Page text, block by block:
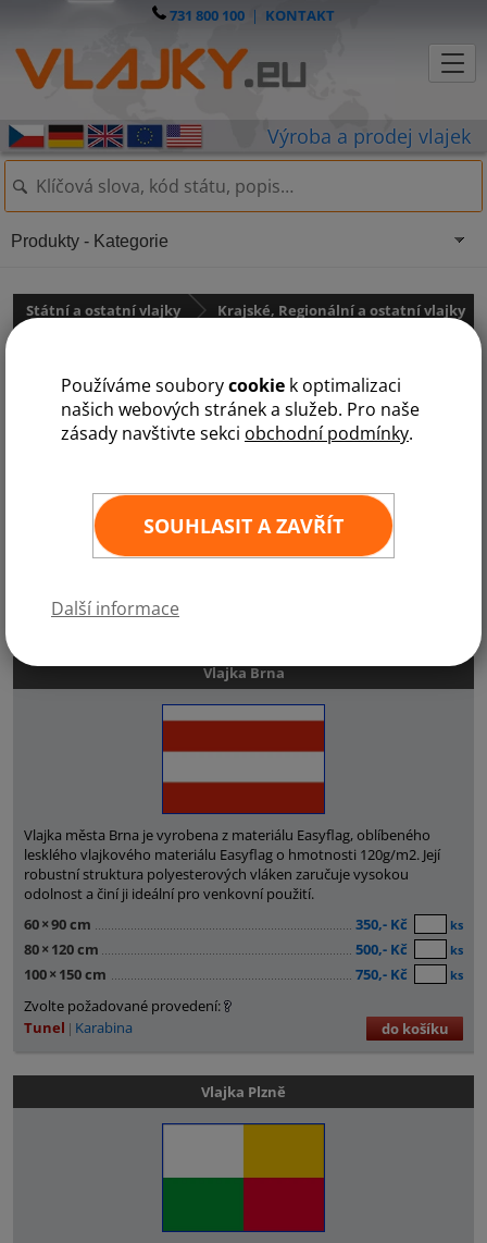
Používáme souborycookie k optimalizaci
našich webových stránek a služeb. Pro naše
zásady navštivte sekci obchodní podmínky.
SOUHLASIT A ZAVŘÍT
Další informace
731 800 100 | KONTAKT
Státní a ostatní vlajky
Krajské, Regionální a ostatní vlajky
VLAJKY KRAJSKÝCH MĚST ČR
V této kategorii naleznete některé vlajky měst České
Pokud byste potřebovali vyrobit jiný rozměr městských vlajek, jiné
uchycení či odolnější materiál, neváhejte se na nás obrátit.
Některé velikosti vlajek měst ČR máme ihned k odeslání, ostatní
dovyrobíme do týdne stejně jako další vlajky obcí, měst či spolků.
Vlajka Brna
Vlajka města Brna je vyrobena z materiálu Easyflag, oblíbeného
lesklého vlajkového materiálu Easyflag o hmotnosti 120g/m2. Její
robustní struktura polyesterových vláken zaručuje vysokou
odolnost a činí ji ideální pro venkovní použití.
60×90 cm 350,- Kč ks
80× 120 cm 500,- Kč ks
100× 150 cm 750,- Kč ks
Zvolte požadované provedení:
Tunel
Karabina do košíku
Vlajka Plzně
Produkty - Kategorie